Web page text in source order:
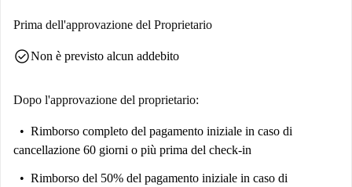
Prima dell'approvazione del Proprietario
check_circleNon è previsto alcun addebito
Dopo l'approvazione del proprietario:
Rimborso completo del pagamento iniziale in caso di
cancellazione 60 giorni o più prima del check-in
Rimborso del 50% del pagamento iniziale in caso di